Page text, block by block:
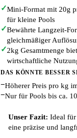
✓Mini-Format mit 20g
für kleine Pools
✓Bewährte Langzeit-
gleichmäßiger
✓2kg Gesamtmenge
wirtschaftliche
DAS KÖNNTE BESSER
−Höherer Preis pro kg
−Nur für Pools bis ca.
Unser Fazit: Ideal
eine präzise und